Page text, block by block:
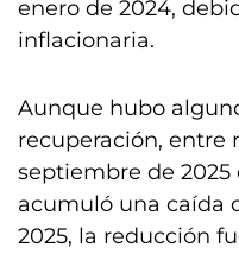
enero de 2024,
inflacionaria.
Aunque hubo
recuperación, entre
septiembre de
acumuló una caída
2025, la reducción